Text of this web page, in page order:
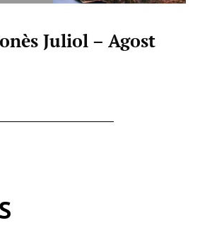
Juliol – Agost